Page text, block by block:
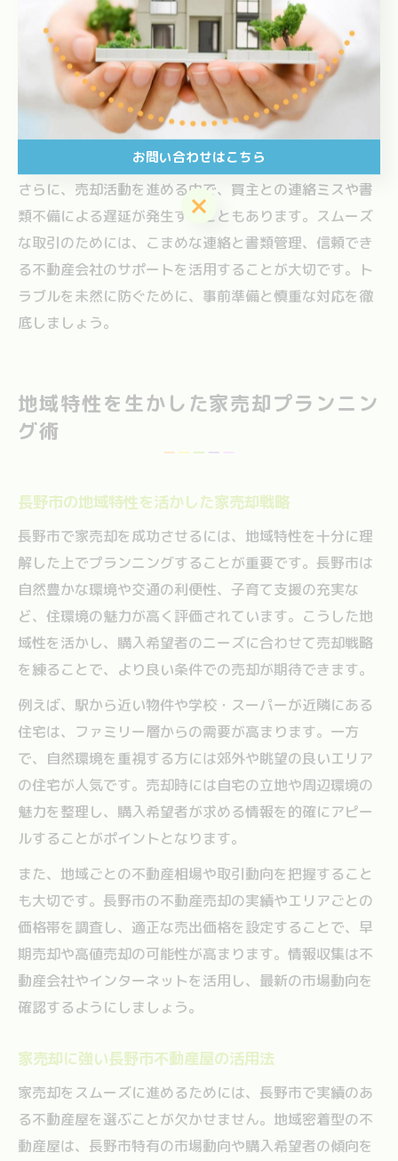
門家に相談しましょう。
また、売却後に発覚した建物や設備の不具合によるトラ
ブルも多く見受けられます。事前に建物の状態をチェッ
クし、必要な修繕や告知事項を正直に伝えることが重要
です。隠し事が後々のクレームや損害賠償の原因となる
ため、誠実な対応を心がけましょう。
さらに、売却活動を進める中で、買主との連絡ミスや書
類不備による遅延が発生することもあります。スムーズ
な取引のためには、こまめな連絡と書類管理、信頼でき
る不動産会社のサポートを活用することが大切です。ト
ラブルを未然に防ぐために、事前準備と慎重な対応を徹
底しましょう。
地域特性を生かした家売却プランニン
グ術
長野市の地域特性を活かした家売却戦略
長野市で家売却を成功させるには、地域特性を十分に理
解した上でプランニングすることが重要です。長野市は
自然豊かな環境や交通の利便性、子育て支援の充実な
ど、住環境の魅力が高く評価されています。こうした地
域性を活かし、購入希望者のニーズに合わせて売却戦略
を練ることで、より良い条件での売却が期待できます。
例えば、駅から近い物件や学校・スーパーが近隣にある
住宅は、ファミリー層からの需要が高まります。一方
で、自然環境を重視する方には郊外や眺望の良いエリア
の住宅が人気です。売却時には自宅の立地や周辺環境の
魅力を整理し、購入希望者が求める情報を的確にアピー
ルすることがポイントとなります。
また、地域ごとの不動産相場や取引動向を把握すること
も大切です。長野市の不動産売却の実績やエリアごとの
価格帯を調査し、適正な売出価格を設定することで、早
期売却や高値売却の可能性が高まります。情報収集は不
動産会社やインターネットを活用し、最新の市場動向を
確認するようにしましょう。
家売却に強い長野市不動産屋の活用法
家売却をスムーズに進めるためには、長野市で実績のあ
る不動産屋を選ぶことが欠かせません。地域密着型の不
動産屋は、長野市特有の市場動向や購入希望者の傾向を
お問い合わせはこちら
お問い合わせはこちら